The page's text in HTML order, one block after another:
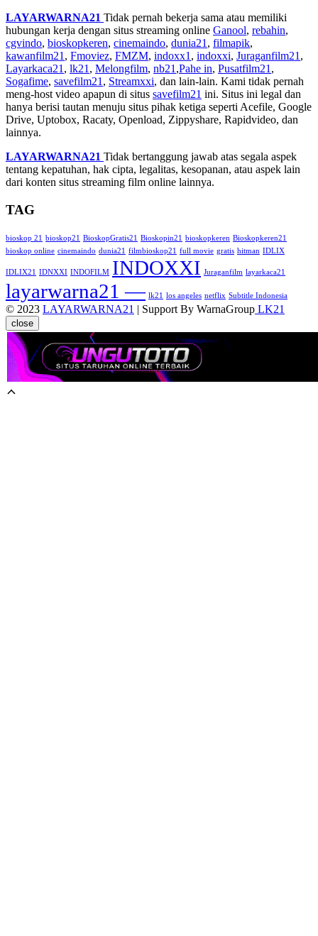
LAYARWARNA21 Tidak pernah bekerja sama atau memiliki
hubungan kerja dengan situs streaming online Ganool, rebahin,
cgvindo, bioskopkeren, cinemaindo, dunia21 , filmapik,
kawanfilm21 , Fmoviez, FMZM, indoxx1 , indoxxi, Juraganfilm21 ,
Layarkaca21 , lk21 , Melongfilm, nb21 ,Pahe in, Pusatfilm21 ,
Sogafime, savefilm21 , Streamxxi, dan lain-lain. Kami tidak pernah
meng-host video apapun di situs savefilm21 ini. Situs ini legal dan
hanya berisi tautan menuju situs pihak ketiga seperti Acefile, Google
Drive, Uptobox, Racaty, Openload, Zippyshare, Rapidvideo, dan
lainnya.
LAYARWARNA21 Tidak bertanggung jawab atas segala aspek
tentang kepatuhan, hak cipta, legalitas, kesopanan, atau aspek lain
dari konten situs streaming film online lainnya.
TAG
bioskop 21 bioskop21 BioskopGratis21 Bioskopin21 bioskopkeren Bioskopkeren21
bioskop online cinemaindo dunia21 filmbioskop21 full movie gratis hitman IDLIX
IDLIX21 IDNXXI INDOFILM INDOXXI Juraganfilm layarkaca21
layarwarna21 — lk21 los angeles netflix Subtitle Indonesia
© 2023 LAYARWARNA21 | Support By WarnaGroup LK21
close